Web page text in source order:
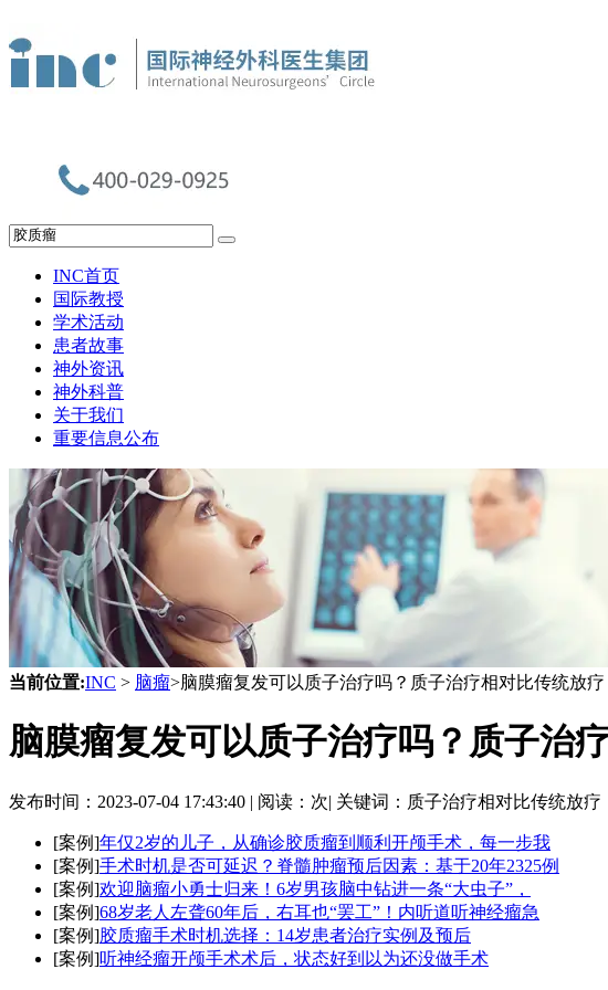
INC首页
国际教授
学术活动
患者故事
神外资讯
神外科普
关于我们
重要信息公布
当前位置:INC > 脑瘤>脑膜瘤复发可以质子治疗吗？质子治疗相对比传统放疗
脑膜瘤复发可以质子治疗吗？质子治
发布时间： 2023-07-04 17:43:40 | 阅读： 次| 关键词：质子治疗相对比传统放疗
[案例]年仅2岁的儿子，从确诊胶质瘤到顺利开颅手术，每一步我
[案例]手术时机是否可延迟？脊髓肿瘤预后因素：基于20年2325例
[案例]欢迎脑瘤小勇士归来！6岁男孩脑中钻进一条“大虫子”，
[案例]68岁老人左聋60年后，右耳也“罢工”！内听道听神经瘤急
[案例]胶质瘤手术时机选择：14岁患者治疗实例及预后
[案例]听神经瘤开颅手术术后，状态好到以为还没做手术